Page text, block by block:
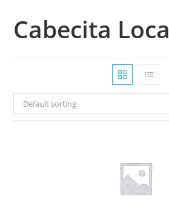
Cabecita Loca
Default sorting